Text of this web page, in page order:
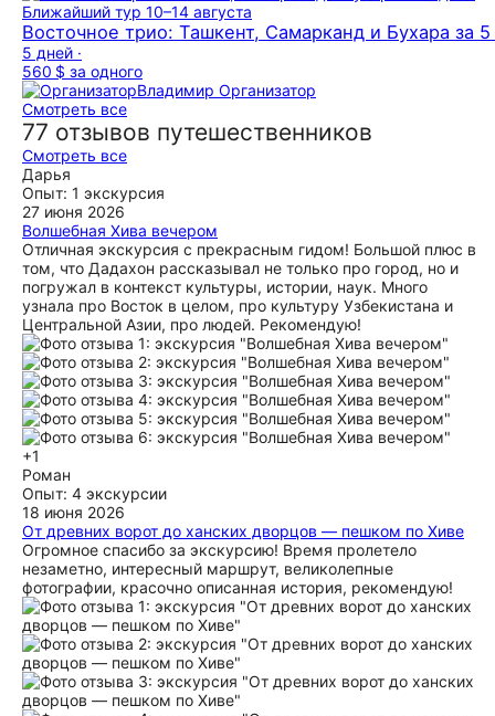
Ближайший тур 10–14 августа
Восточное трио: Ташкент, Самарканд и Бухара за
5 дней ·
560 $ за одного
Владимир Организатор
Смотреть все
77 отзывов путешественников
Смотреть все
Дарья
Опыт: 1 экскурсия
27 июня 2026
Волшебная Хива вечером
Отличная экскурсия с прекрасным гидом! Большой плюс в
том, что Дадахон рассказывал не только про город, но и
погружал в контекст культуры, истории, наук. Много
узнала про Восток в целом, про культуру Узбекистана и
Центральной Азии, про людей. Рекомендую!
+1
Роман
Опыт: 4 экскурсии
18 июня 2026
От древних ворот до ханских дворцов — пешком по Хиве
Огромное спасибо за экскурсию! Время пролетело
незаметно, интересный маршрут, великолепные
фотографии, красочно описанная история, рекомендую!